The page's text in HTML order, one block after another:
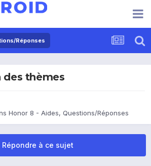
Réponses
thèmes
Honor 8 - Aides, Questions/Réponses
Répondre à ce sujet